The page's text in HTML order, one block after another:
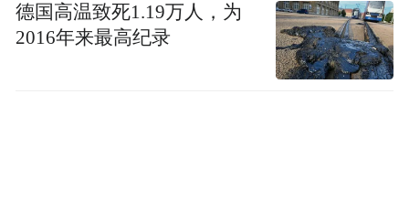
德国高温致死1.19万人，为
2016年来最高纪录